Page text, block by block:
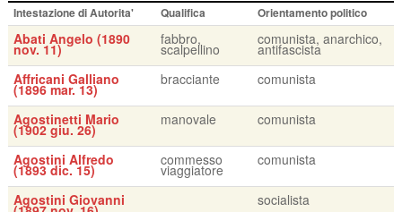
Intestazione di Autorita' Qualifica Orientamento politico
Abati Angelo (1890
nov. 11)
fabbro,
scalpellino
comunista, anarchico,
antifascista
Affricani Galliano
(1896 mar. 13)
bracciante comunista
Agostinetti Mario
(1902 giu. 26)
manovale comunista
Agostini Alfredo
(1893 dic. 15)
commesso
viaggiatore
comunista
Agostini Giovanni socialista